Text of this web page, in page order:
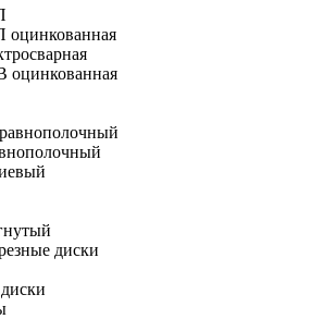
оцинкованная
оцинкованная
диски